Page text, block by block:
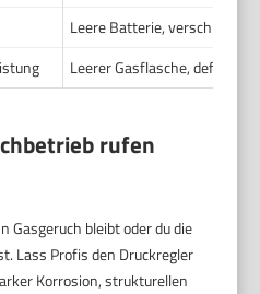
Leere Batterie,
Leerer Gasflasche, defekter
rufen
Gasgeruch bleibt oder du die
Lass Profis den Druckregler
Korrosion, strukturellen